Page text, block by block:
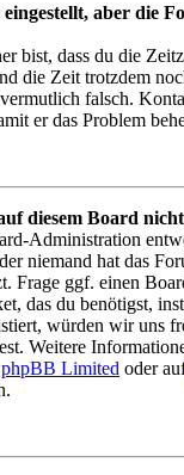
aber die
bist, dass du die
die Zeit trotzdem
falsch.
er das Problem
diesem Board
Administration
niemand hat das
Frage ggf. einen
das du benötigst,
würden wir uns
Weitere
phpBB Limited oder